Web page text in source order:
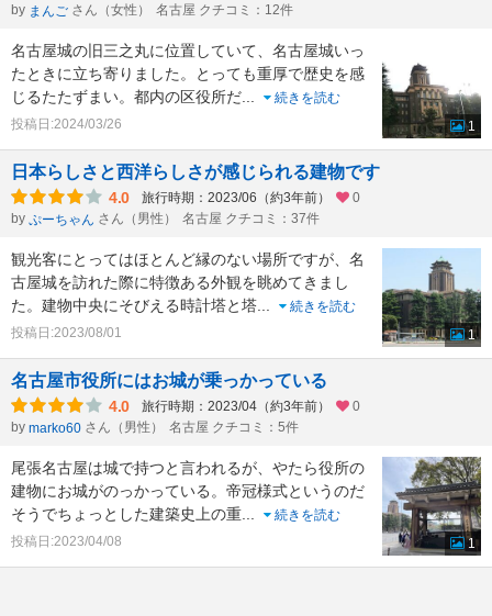
by まんご さん（女性） 名古屋 クチコミ：12件
名古屋城の旧三之丸に位置していて、名古屋城いっ
たときに立ち寄りました。とっても重厚で歴史を感
じるたたずまい。都内の区役所だ
続きを読む
投稿日:2024/03/26
1
日本らしさと西洋らしさが感じられる建物です
4.0 旅行時期：2023/06（約3年前）
0
by ぷーちゃん さん（男性） 名古屋 クチコミ：37件
観光客にとってはほとんど縁のない場所ですが、名
古屋城を訪れた際に特徴ある外観を眺めてきまし
た。建物中央にそびえる時計塔と塔
続きを読む
投稿日:2023/08/01
1
名古屋市役所にはお城が乗っかっている
4.0 旅行時期：2023/04（約3年前）
0
by marko60 さん（男性） 名古屋 クチコミ：5件
尾張名古屋は城で持つと言われるが、やたら役所の
建物にお城がのっかっている。帝冠様式というのだ
そうでちょっとした建築史上の重
続きを読む
投稿日:2023/04/08
1